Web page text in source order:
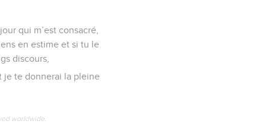
qui m’est consacré,
en estime et si tu le
discours,
je te donnerai la pleine
worldwide.